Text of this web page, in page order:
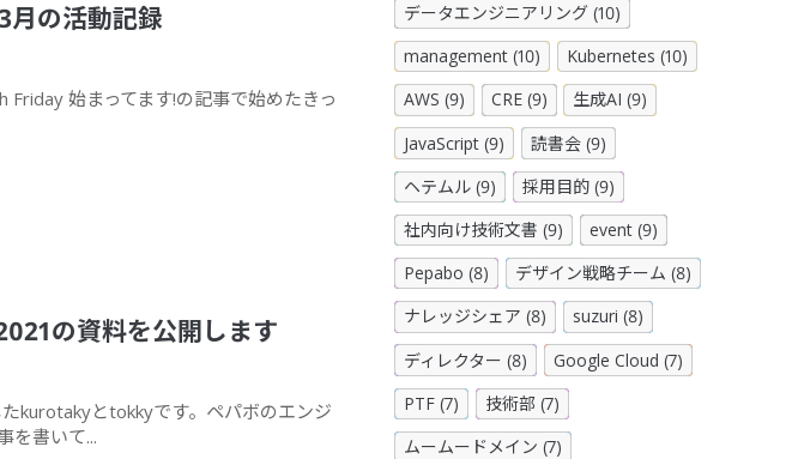
の活動記録
始まってます!の記事で始めたきっ
の資料を公開します
kurotakyとtokkyです。ペパボのエンジ
を書いて...
データエンジニアリング (10)
management (10)
Kubernetes (10)
AWS (9)
CRE (9)
生成AI (9)
JavaScript (9)
読書会 (9)
ヘテムル (9)
採用目的 (9)
社内向け技術文書 (9)
event (9)
Pepabo (8)
デザイン戦略チーム (8)
ナレッジシェア (8)
suzuri (8)
ディレクター (8)
Google Cloud (7)
PTF (7)
技術部 (7)
ムームードメイン (7)